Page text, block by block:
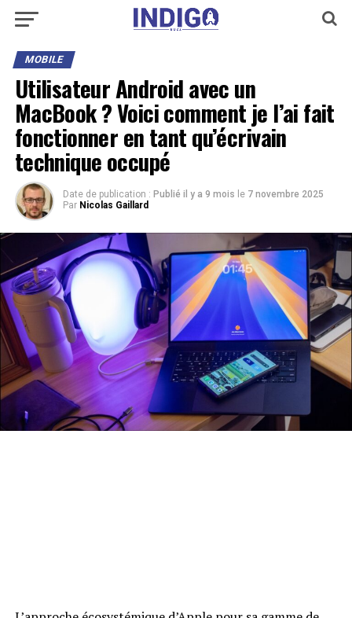
MOBILE
Utilisateur Android avec un
MacBook ? Voici comment je l’ai fait
fonctionner en tant qu’écrivain
technique occupé
Date de publication : Publié il y a 9 mois le 7 novembre 2025
Par Nicolas Gaillard